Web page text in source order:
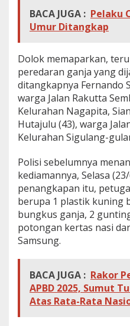
t
u
k
a
n
,
B
a
d
r
n
y
a
K
a
b
BACA JUGA : Pelaku
Umur Ditangkap
Dolok memaparkan,
peredaran ganja yang
ditangkapnya Fernando
warga Jalan Rakutta
Kelurahan Nagapita,
Hutajulu (43), warga
Kelurahan Sigulang-
Polisi sebelumnya
kediamannya, Selasa
penangkapan itu,
berupa 1 plastik kuning
bungkus ganja, 2
potongan kertas nasi
Samsung.
BACA JUGA : Rakor
APBD 2025, Sumut
Atas Rata-Rata